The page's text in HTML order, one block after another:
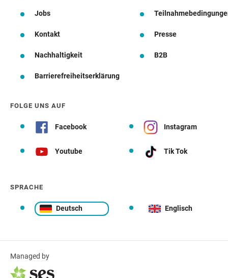
Jobs
Kontakt Presse
Nachhaltigkeit B2B
Barrierefreiheitserklärung
FOLGE UNS AUF
Facebook Instagram
Youtube Tik Tok
SPRACHE
Deutsch Englisch
Managed by